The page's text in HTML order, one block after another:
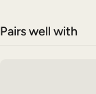
Pairs well with